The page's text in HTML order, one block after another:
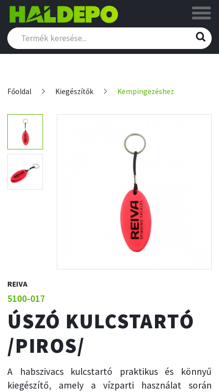
Főoldal Kiegészítők Kempingezéshez
REIVA
5100-017
ÚSZÓ KULCSTARTÓ
/PIROS/
A habszivacs kulcstartó praktikus és könnyű
kiegészítő, amely a vízparti használat során